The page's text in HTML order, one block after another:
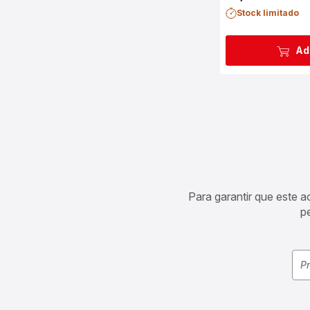
Stock limitado
Para garantir que este